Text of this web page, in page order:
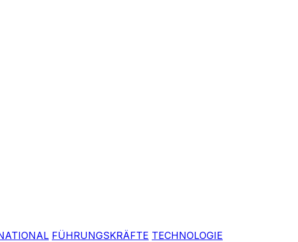
FÜHRUNGSKRÄFTE TECHNOLOGIE